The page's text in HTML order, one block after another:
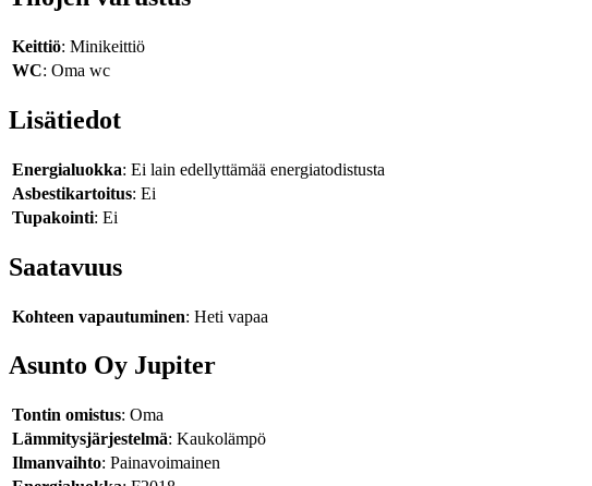
Keittiö: Minikeittiö
WC: Oma wc
Lisätiedot
Energialuokka: Ei lain edellyttämää energiatodistusta
Asbestikartoitus: Ei
Tupakointi: Ei
Saatavuus
Kohteen vapautuminen: Heti vapaa
Asunto Oy Jupiter
Tontin omistus: Oma
Lämmitysjärjestelmä: Kaukolämpö
Ilmanvaihto: Painavoimainen